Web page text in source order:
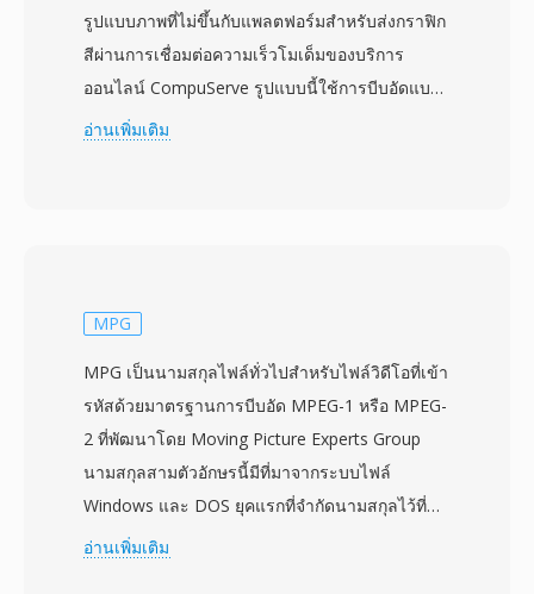
รูปแบบภาพที่ไม่ขึ้นกับแพลตฟอร์มสำหรับส่งกราฟิก
สีผ่านการเชื่อมต่อความเร็วโมเด็มของบริการ
ออนไลน์ CompuServe รูปแบบนี้ใช้การบีบอัดแบบ
ไม่สูญเสียข้อมูล LZW (Lempel-Ziv-Welch) กับภาพ
เฉพาะของตัวเอง ทำให้สามารถสร้างภาพเคลื่อน
สัญญาณวิดีโอหรือโปรแกรมเล่น รูปแบบนี้ยังรองรับ
ความโปร่งใสแบบไบนารี (รายการพาเลตต์หนึ่ง
รายการกำหนดเป็นโปร่งใสทั้งหมด) และการแสดง
ผลแบบอินเทอร์เลซเพื่อแสดงภาพแบบค่อยๆ ปรากฏ
GIF กลายเป็นสัญลักษณ์ของวัฒนธรรมเว็บ — GIF
แบบเคลื่อนไหวแพร่หลายไปทั่วเว็บไซต์ยุคแรก
อ่านเพิ่มเติม
MPG
MPG เป็นนามสกุลไฟล์ทั่วไปสำหรับไฟล์วิดีโอที่เข้า
รหัสด้วยมาตรฐานการบีบอัด MPEG-1 หรือ MPEG-
2 ที่พัฒนาโดย Moving Picture Experts Group
นามสกุลสามตัวอักษรนี้มีที่มาจากระบบไฟล์
Windows และ DOS ยุคแรกที่จำกัดนามสกุลไว้ที่
สามตัวอักษร เป็นรูปย่อของชื่อ MPEG ที่ยาวกว่า
อ่านเพิ่มเติม